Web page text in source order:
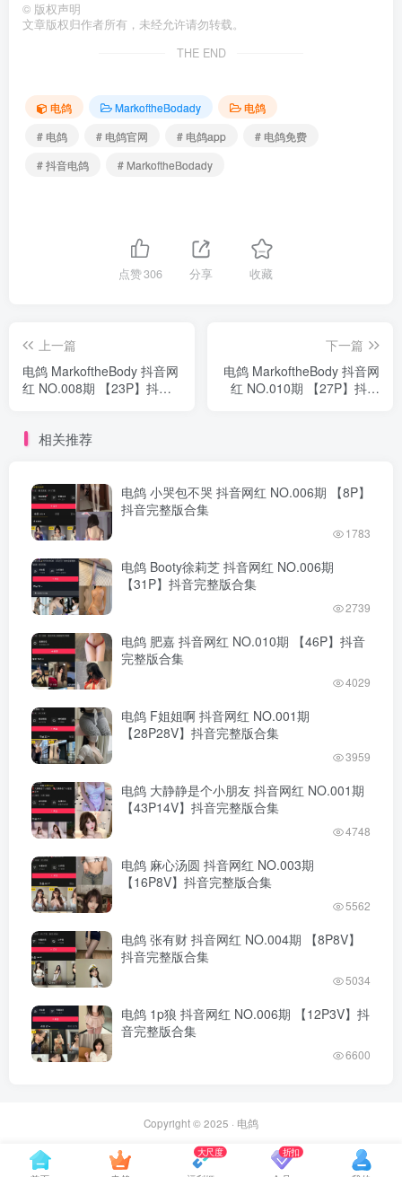
© 版权声明
文章版权归作者所有，未经允许请勿转载。
THE END
电鸽 MarkoftheBodady
电鸽
# 电鸽
# 电鸽官网 # 电鸽app
# 电鸽免费
# 抖音电鸽
# MarkoftheBodady
点赞306 分享 收藏
上一篇
电鸽 MarkoftheBody 抖音网
红 NO.008期 【23P】抖音
下一篇
电鸽 MarkoftheBody 抖音网
红 NO.010期 【27P】抖音
相关推荐
电鸽 小哭包不哭 抖音网红 NO.006期 【8P】
抖音完整版合集
1783
电鸽 Booty徐莉芝 抖音网红 NO.006期
【31P】抖音完整版合集
2739
电鸽 肥嘉 抖音网红 NO.010期 【46P】抖音
完整版合集
4029
电鸽 F姐姐啊 抖音网红 NO.001期
【28P28V】抖音完整版合集
3959
电鸽 大静静是个小朋友 抖音网红 NO.001期
【43P14V】抖音完整版合集
4748
电鸽 麻心汤圆 抖音网红 NO.003期
【16P8V】抖音完整版合集
5562
电鸽 张有财 抖音网红 NO.004期 【8P8V】
抖音完整版合集
5034
电鸽 1p狼 抖音网红 NO.006期 【12P3V】抖
音完整版合集
6600
Copyright © 2025 · 电鸽
大尺度 折扣